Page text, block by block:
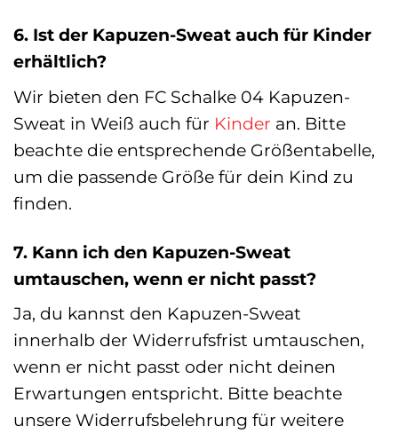
6. Ist der Kapuzen-Sweat auch für Kinder
erhältlich?
Wir bieten den FC Schalke 04 Kapuzen-
Sweat in Weiß auch für Kinder an. Bitte
beachte die entsprechende Größentabelle,
um die passende Größe für dein Kind zu
finden.
7. Kann ich den Kapuzen-Sweat
umtauschen, wenn er nicht passt?
Ja, du kannst den Kapuzen-Sweat
innerhalb der Widerrufsfrist umtauschen,
wenn er nicht passt oder nicht deinen
Erwartungen entspricht. Bitte beachte
unsere Widerrufsbelehrung für weitere